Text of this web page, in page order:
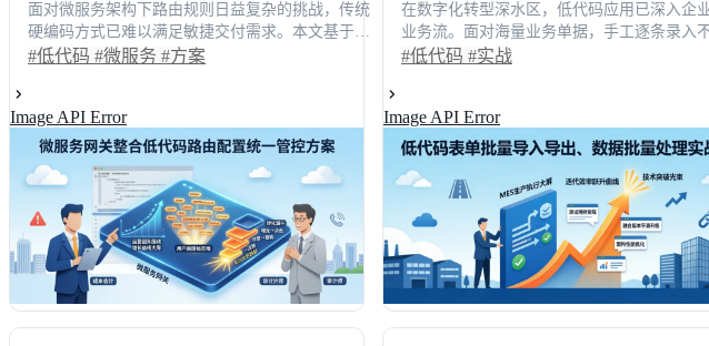
面对微服务架构下路由规则日益复杂的挑战，传统
硬编码方式已难以满足敏捷交付需求。本文基于第
三方机构调研数据，对2026年主流低代码路由管控
如何帮助企业实现配置效率提升42%、运维成本降
低35%。文章提供详细对比矩阵与落地指南，助力
技术决策者精准选型，构建高可用、易扩展的企业
级路由中枢。
#低代码 #微服务 #方案
Image API Error
在数字化转型深水区，低代码应用已深入企
业务流。面对海量业务单据，手工逐条录入
率低下，更极易引发数据断层。据行业调研显
以下。本文以实战视角拆解表单批量导入导出
据清洗校验及高并发架构设计，提供可落地的
选型清单与平台对比矩阵，助力技术决策者快
建企业级数据中台底座。
#低代码 #实战
Image API Error